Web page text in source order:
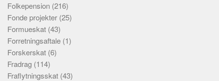
Folkepension (216)
Fonde projekter (25)
Formueskat (43)
Forretningsaftale (1)
Forskerskat (6)
Fradrag (114)
Fraflytningsskat (43)